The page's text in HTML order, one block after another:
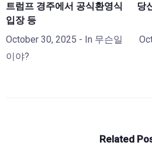
트럼프 경주에서 공식환영식
입장 등
October 30, 2025 - In 무슨일
이야?
당
Related